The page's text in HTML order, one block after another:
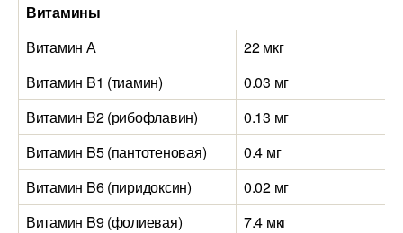
Витамины
Витамин А
22 мкг
Витамин B1 (тиамин)
0.03 мг
Витамин B2 (рибофлавин)
0.13 мг
Витамин B5 (пантотеновая)
0.4 мг
Витамин B6 (пиридоксин)
0.02 мг
Витамин B9 (фолиевая)
7.4 мкг